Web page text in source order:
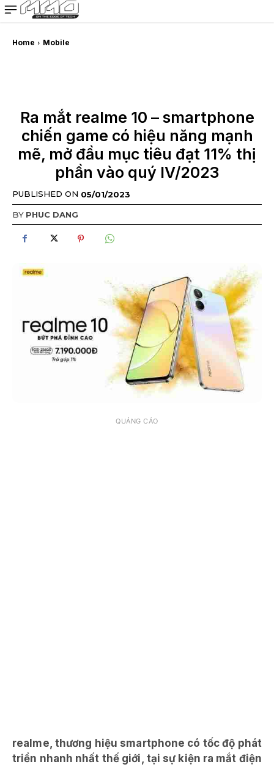
MMOSITE - Thông tin công nghệ
Bài viết nổi bật
Home Mobile
Ra mắt realme 10 – smartphone
chiến game có hiệu năng mạnh
mẽ, mở đầu mục tiêu đạt 11% thị
phần vào quý IV/2023
PUBLISHED ON 05/01/2023
BY PHUC DANG
QUẢNG CÁO
realme, thương hiệu smartphone có tốc độ phát
triển nhanh nhất thế giới, tại sự kiện ra mắt điện